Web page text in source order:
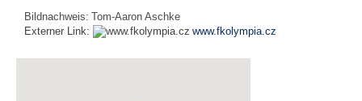
Bildnachweis:
Tom-Aaron Aschke
Externer Link:
www.fkolympia.cz